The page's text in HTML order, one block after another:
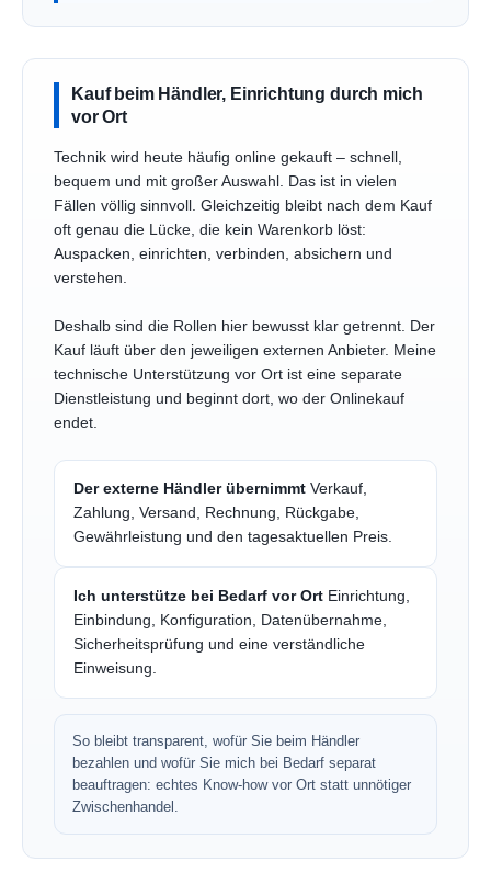
Kauf beim Händler, Einrichtung durch mich
vor Ort
Technik wird heute häufig online gekauft – schnell,
bequem und mit großer Auswahl. Das ist in vielen
Fällen völlig sinnvoll. Gleichzeitig bleibt nach dem Kauf
oft genau die Lücke, die kein Warenkorb löst:
Auspacken, einrichten, verbinden, absichern und
verstehen.
Deshalb sind die Rollen hier bewusst klar getrennt. Der
Kauf läuft über den jeweiligen externen Anbieter. Meine
technische Unterstützung vor Ort ist eine separate
Dienstleistung und beginnt dort, wo der Onlinekauf
endet.
Der externe Händler übernimmt Verkauf,
Zahlung, Versand, Rechnung, Rückgabe,
Gewährleistung und den tagesaktuellen Preis.
Ich unterstütze bei Bedarf vor Ort Einrichtung,
Einbindung, Konfiguration, Datenübernahme,
Sicherheitsprüfung und eine verständliche
Einweisung.
So bleibt transparent, wofür Sie beim Händler
bezahlen und wofür Sie mich bei Bedarf separat
beauftragen: echtes Know-how vor Ort statt unnötiger
Zwischenhandel.